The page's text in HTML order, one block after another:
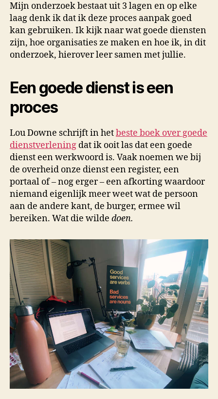
Mijn onderzoek bestaat uit 3 lagen en op elke
laag denk ik dat ik deze proces aanpak goed
kan gebruiken. Ik kijk naar wat goede diensten
zijn, hoe organisaties ze maken en hoe ik, in dit
onderzoek, hierover leer samen met jullie.
Een goede dienst is een
proces
Lou Downe schrijft in hetbeste boek over goede
dienstverlening dat ik ooit las dat een goede
dienst een werkwoord is. Vaak noemen we bij
de overheid onze dienst een register, een
portaal of – nog erger – een afkorting waardoor
niemand eigenlijk meer weet wat de persoon
aan de andere kant, de burger, ermee wil
bereiken. Wat die wilde doen.